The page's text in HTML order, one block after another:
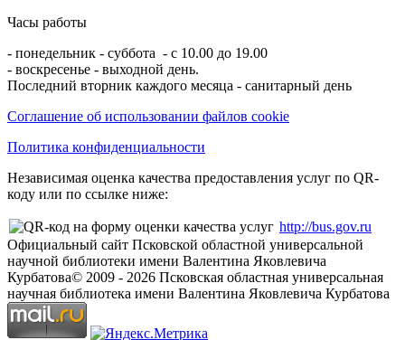
Часы работы
- понедельник - суббота - с 10.00 до 19.00
- воскресенье - выходной день.
Последний вторник каждого месяца - санитарный день
Соглашение об использовании файлов cookie
Политика конфиденциальности
Независимая оценка качества предоставления услуг по QR-
коду или по ссылке ниже:
http://bus.gov.ru
Официальный сайт Псковской областной универсальной
научной библиотеки имени Валентина Яковлевича
Курбатова© 2009 - 2026 Псковская областная универсальная
научная библиотека имени Валентина Яковлевича Курбатова